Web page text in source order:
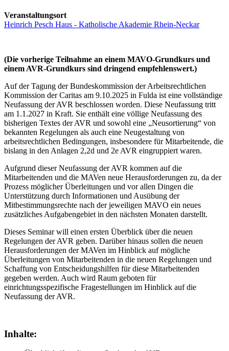
Veranstaltungsort
Heinrich Pesch Haus - Katholische Akademie Rhein-Neckar
(Die vorherige Teilnahme an einem MAVO-Grundkurs und
einem AVR-Grundkurs sind dringend empfehlenswert.)
Auf der Tagung der Bundeskommission der Arbeitsrechtlichen
Kommission der Caritas am 9.10.2025 in Fulda ist eine vollständige
Neufassung der AVR beschlossen worden. Diese Neufassung tritt
am 1.1.2027 in Kraft. Sie enthält eine völlige Neufassung des
bisherigen Textes der AVR und sowohl eine „Neusortierung“ von
bekannten Regelungen als auch eine Neugestaltung von
arbeitsrechtlichen Bedingungen, insbesondere für Mitarbeitende, die
bislang in den Anlagen 2,2d und 2e AVR eingruppiert waren.
Aufgrund dieser Neufassung der AVR kommen auf die
Mitarbeitenden und die MAVen neue Herausforderungen zu, da der
Prozess möglicher Überleitungen und vor allen Dingen die
Unterstützung durch Informationen und Ausübung der
Mitbestimmungsrechte nach der jeweiligen MAVO ein neues
zusätzliches Aufgabengebiet in den nächsten Monaten darstellt.
Dieses Seminar will einen ersten Überblick über die neuen
Regelungen der AVR geben. Darüber hinaus sollen die neuen
Herausforderungen der MAVen im Hinblick auf mögliche
Überleitungen von Mitarbeitenden in die neuen Regelungen und
Schaffung von Entscheidungshilfen für diese Mitarbeitenden
gegeben werden. Auch wird Raum geboten für
einrichtungsspezifische Fragestellungen im Hinblick auf die
Neufassung der AVR.
Inhalte: